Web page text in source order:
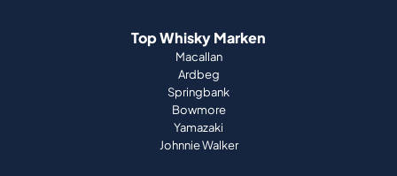
Top Whisky Marken
Macallan
Ardbeg
Springbank
Bowmore
Yamazaki
Johnnie Walker